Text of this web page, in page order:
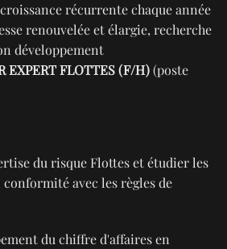
récurrente chaque année
renouvelée et élargie, recherche
développement
EXPERT FLOTTES (F/H)(poste
du risque Flottes et étudier les
avec les règles de
du chiffre d'affaires en